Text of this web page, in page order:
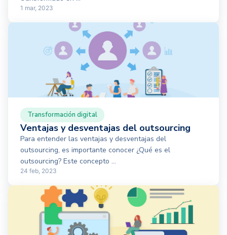
1 mar, 2023
Transformación digital
Ventajas y desventajas del outsourcing
Para entender las ventajas y desventajas del
outsourcing, es importante conocer ¿Qué es el
outsourcing? Este concepto ...
24 feb, 2023